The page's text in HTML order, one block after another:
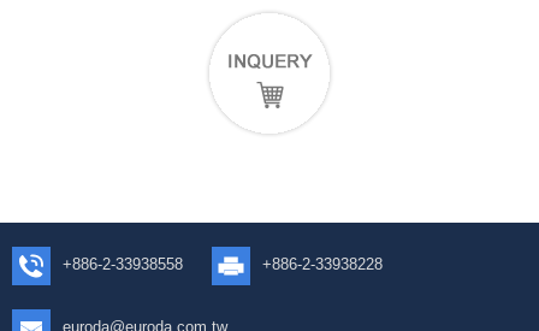
+886-2-33938558 +886-2-33938228